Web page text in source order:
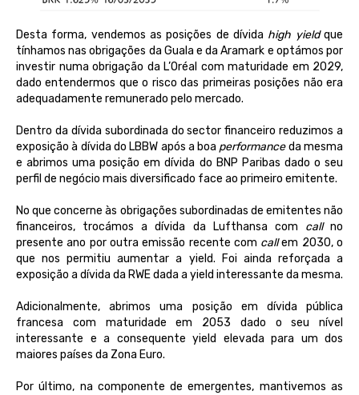
Desta forma, vendemos as posições de dívida high yieldque
tínhamos nas obrigações da Guala e da Aramark e optámos por
investir numa obrigação da L’Oréal com maturidade em 2029,
dado entendermos que o risco das primeiras posições não era
adequadamente remunerado pelo mercado.
Dentro da dívida subordinada do sector financeiro reduzimos a
exposição à dívida do LBBW após a boa performanceda mesma
e abrimos uma posição em dívida do BNP Paribas dado o seu
perfil de negócio mais diversificado face ao primeiro emitente.
No que concerne às obrigações subordinadas de emitentes não
financeiros, trocámos a dívida da Lufthansa com
call no
presente ano por outra emissão recente com call em 2030, o
que nos permitiu aumentar a yield. Foi ainda reforçada a
exposição a dívida da RWE dada a yield interessante da mesma.
Adicionalmente, abrimos uma posição em dívida pública
francesa com maturidade em 2053 dado o seu nível
interessante e a consequente yield elevada para um dos
maiores países da Zona Euro.
Por último, na componente de emergentes, mantivemos as